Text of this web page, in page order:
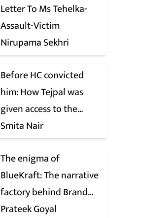
Letter To Ms Tehelka-
Assault-Victim
Nirupama Sekhri
Before HC convicted
him: How Tejpal was
given access to the
victim’s personal chats
to build his defence
Smita Nair
The enigma of
BlueKraft: The narrative
factory behind Brand
Modi
Prateek Goyal